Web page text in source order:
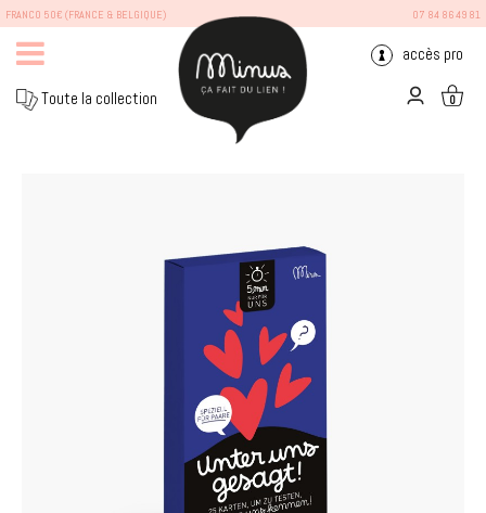
FRANCO 50€ (FRANCE & BELGIQUE) 07 84 86 49 81
Toute la collection
accès pro
0